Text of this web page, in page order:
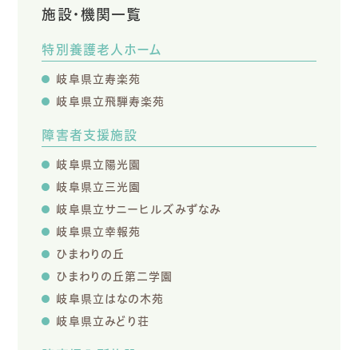
施設・機関一覧
特別養護老人ホーム
岐阜県立寿楽苑
岐阜県立飛騨寿楽苑
障害者支援施設
岐阜県立陽光園
岐阜県立三光園
岐阜県立サニーヒルズみずなみ
岐阜県立幸報苑
ひまわりの丘
ひまわりの丘第二学園
岐阜県立はなの木苑
岐阜県立みどり荘